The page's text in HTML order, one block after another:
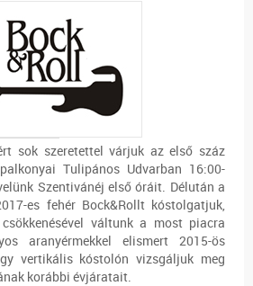
sok szeretettel várjuk az első száz
Tulipános Udvarban 16:00-
Szentivánéj első óráit. Délután a
es fehér Bock&Rollt kóstolgatjuk,
váltunk a most piacra
aranyérmekkel elismert 2015-ös
vertikális kóstolón vizsgáljuk meg
korábbi évjáratait.